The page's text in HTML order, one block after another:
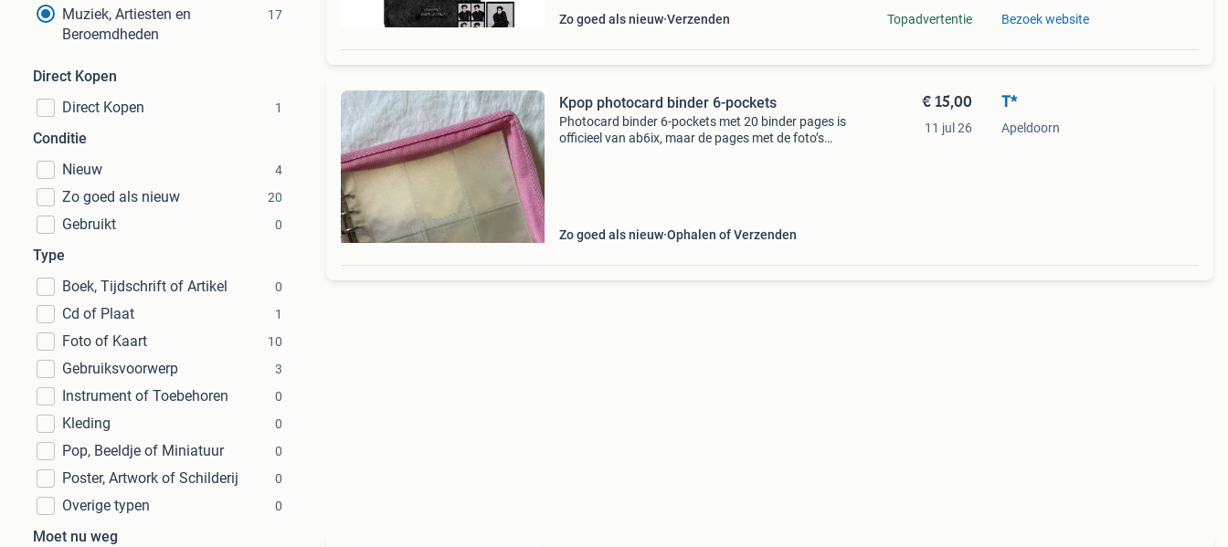
Muziek, Artiesten en
Beroemdheden
17
Direct Kopen
Direct Kopen
1
Conditie
Nieuw
4
Zo goed als nieuw 20
Gebruikt 0
Type
Boek, Tijdschrift of Artikel
0
Cd of Plaat 1
Foto of Kaart 10
Gebruiksvoorwerp 3
Instrument of Toebehoren 0
Kleding 0
Pop, Beeldje of Miniatuur 0
Poster, Artwork of Schilderij 0
Overige typen 0
Moet nu weg
Zo goed als nieuw Verzenden Topadvertentie Bezoek website
Kpop photocard binder 6-pockets
Photocard binder 6-pockets met 20 binder pages is
officieel van ab6ix, maar de pages met de foto’s
Zo goed als nieuw Ophalen of Verzenden
€ 15,00
11 jul 26
T*
Apeldoorn